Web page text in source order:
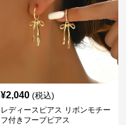
¥2,040 (税込)
レディースピアス リボンモチー
フ付きフープピアス